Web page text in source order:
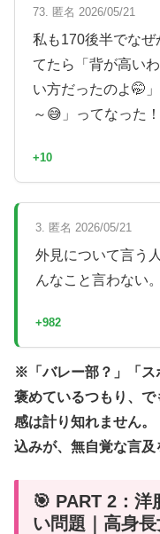
73. 匿名 2026/05/21
私も170後半でなぜ
てたら「背が高い
い方だったのよ🤭
～😅」ってなった！
+10
3. 匿名 2026/05/21
外見について言う
んなこと言わない。
+982
※「バレー部？」「
褒めているつもり、
感は計り知れません
込みが、無自覚な言及
🎯 PART 2：洋
い問題｜高身